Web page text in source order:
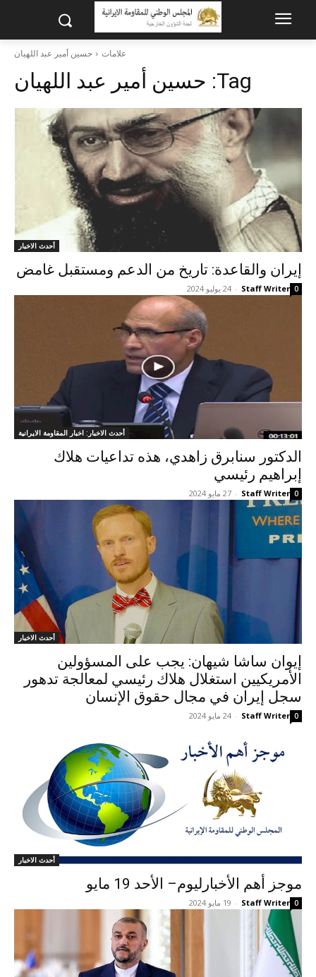
علامات حسين أمير عبد اللهيان
Tag: حسين أمير عبد اللهيان
أحدث الاخبار
إيران والقاعدة: تاريخ من الدعم ومستقبل غامض
Staff Writer
- 24 يوليو 2024 0
أحدث الاخبار: اخبار المقاومة الايرانية
الدكتور سنابرق زاهدي، هذه تداعيات هلاك
إبراهيم رئيسي
Staff Writer
- 27 مايو 2024 0
أحدث الاخبار
إيوان ساشا شيهان: يجب على المسؤولين
الأمريكيين استغلال هلاك رئيسي لمعالجة تدهور
سجل إيران في مجال حقوق الإنسان
Staff Writer
- 24 مايو 2024 0
أحدث الاخبار
موجز أهم الأخبارليوم– الأحد 19 مايو
Staff Writer
- 19 مايو 2024 0